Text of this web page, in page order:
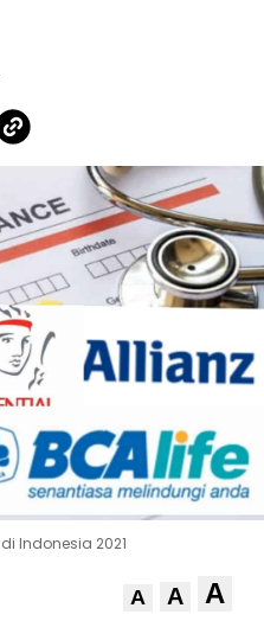
Indonesia 2021
A A A